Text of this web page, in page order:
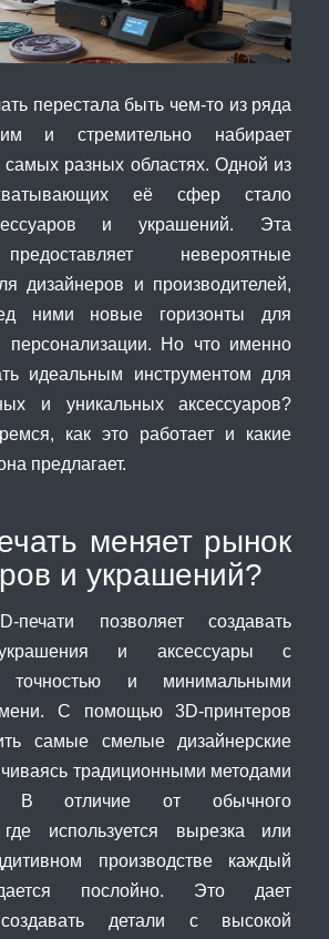
перестала быть чем-то из ряда
и стремительно набирает
самых разных областях. Одной из
её сфер стало
и украшений. Эта
невероятные
дизайнеров и производителей,
ними новые горизонты для
персонализации. Но что именно
идеальным инструментом для
и уникальных аксессуаров?
как это работает и какие
предлагает.
меняет рынок
и украшений?
печати позволяет создавать
и аксессуары с
точностью и минимальными
С помощью 3D-принтеров
самые смелые дизайнерские
традиционными методами
В отличие от обычного
где используется вырезка или
производстве каждый
послойно. Это дает
детали с высокой